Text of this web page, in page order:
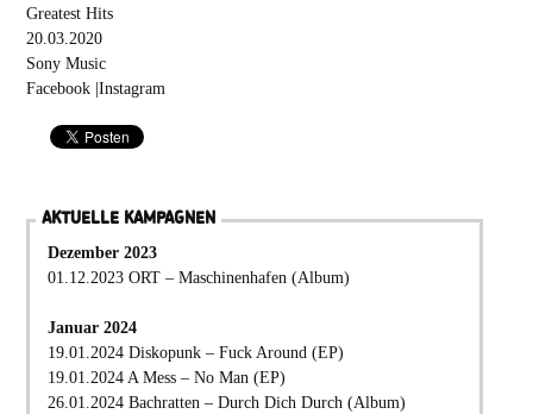
Greatest Hits
20.03.2020
Sony Music
Facebook|Instagram
AKTUELLE KAMPAGNEN
Dezember 2023
01.12.2023 ORT – Maschinenhafen (Album)
Januar 2024
19.01.2024 Diskopunk – Fuck Around (EP)
19.01.2024 A Mess – No Man (EP)
26.01.2024 Bachratten – Durch Dich Durch (Album)